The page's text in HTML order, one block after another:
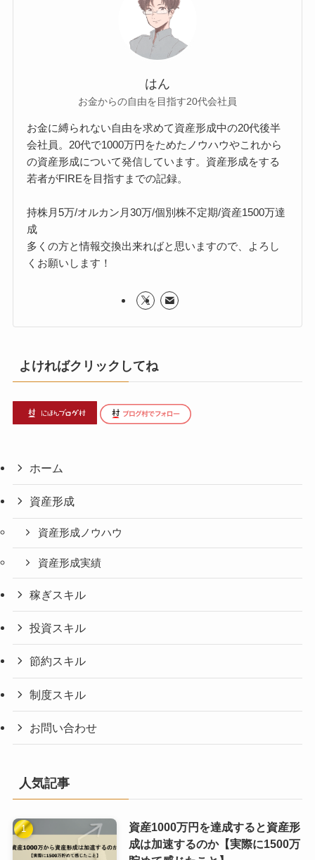
はん
お金からの自由を目指す20代会社員
お金に縛られない自由を求めて資産形成中の20代後半
会社員。20代で1000万円をためたノウハウやこれから
の資産形成について発信しています。資産形成をする
若者がFIREを目指すまでの記録。
持株月5万/オルカン月30万/個別株不定期/資産1500万達
成
多くの方と情報交換出来ればと思いますので、よろし
くお願いします！
よければクリックしてね
ホーム
資産形成
資産形成ノウハウ
資産形成実績
稼ぎスキル
投資スキル
節約スキル
制度スキル
お問い合わせ
人気記事
資産1000万円を達成すると資産形
成は加速するのか【実際に1500万